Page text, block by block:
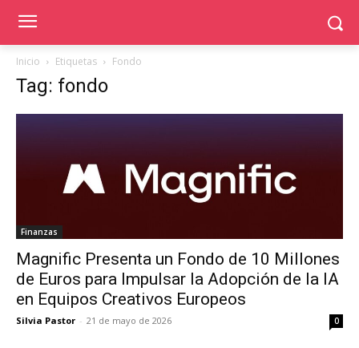
Inicio Etiquetas Fondo
Tag: fondo
Finanzas
Magnific Presenta un Fondo de 10 Millones
de Euros para Impulsar la Adopción de la IA
en Equipos Creativos Europeos
Silvia Pastor - 21 de mayo de 2026 0